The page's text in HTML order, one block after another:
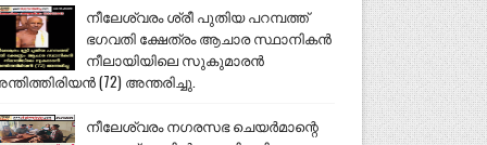
നീലേശ്വരം ശ്രീ പുതിയ പറമ്പത്ത്
ഭഗവതി ക്ഷേത്രം ആചാര സ്ഥാനികൻ
നീലായിയിലെ സുകുമാരൻ
(72) അന്തരിച്ചു.
നീലേശ്വരം നഗരസഭ ചെയർമാന്റെ